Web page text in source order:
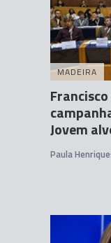
MADEIRA
Jovem
Paula